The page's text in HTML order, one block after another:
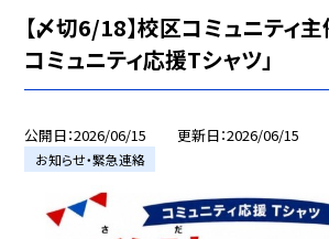
【〆切6/18】校区コミュニティ
コミュニティ応援Tシャツ」
公開日 2026/06/15 更新日 2026/06/15
お知らせ・緊急連絡